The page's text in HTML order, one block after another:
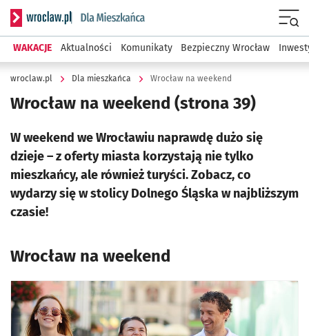
Serwis informacyjny wroclaw.pl podserwis: Dla mieszkańca
WAKACJE Aktualności Komunikaty Bezpieczny Wrocław
wroclaw.pl Dla mieszkańca Wrocław na weekend
Wrocław na weekend (strona 39)
W weekend we Wrocławiu naprawdę dużo się
dzieje – z oferty miasta korzystają nie tylko
mieszkańcy, ale również turyści. Zobacz, co
wydarzy się w stolicy Dolnego Śląska w najbliższym
czasie!
Wrocław na weekend